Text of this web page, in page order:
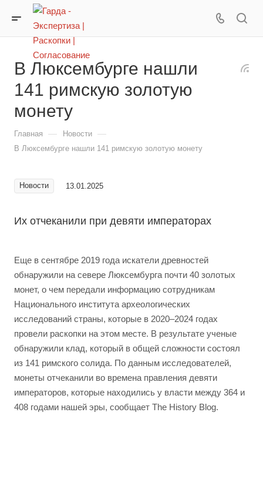
В Люксембурге нашли
141 римскую золотую
монету
Главная — Новости —
В Люксембурге нашли 141 римскую золотую монету
Новости 13.01.2025
Их отчеканили при девяти императорах
Еще в сентябре 2019 года искатели древностей
обнаружили на севере Люксембурга почти 40 золотых
монет, о чем передали информацию сотрудникам
Национального института археологических
исследований страны, которые в 2020–2024 годах
провели раскопки на этом месте. В результате ученые
обнаружили клад, который в общей сложности состоял
из 141 римского солида. По данным исследователей,
монеты отчеканили во времена правления девяти
императоров, которые находились у власти между 364 и
408 годами нашей эры, сообщает The History Blog.